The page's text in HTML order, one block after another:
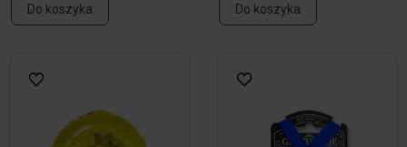
Do koszyka Do koszyka